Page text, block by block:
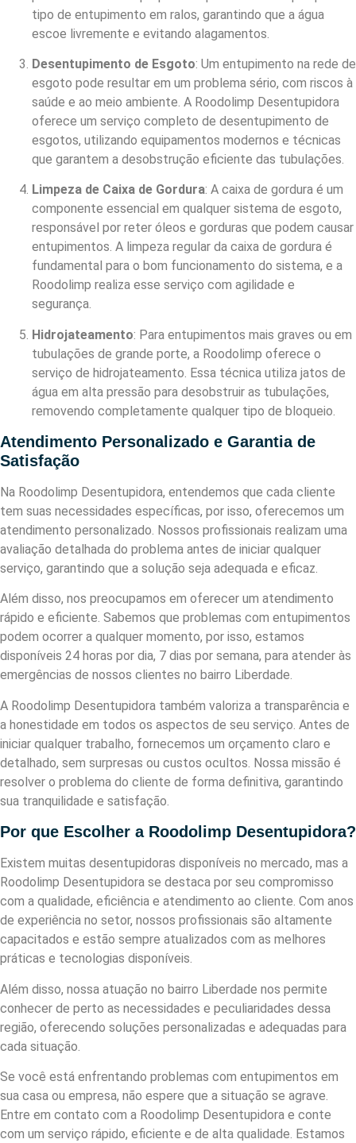
tipo de entupimento em ralos, garantindo que a água
escoe livremente e evitando alagamentos.
Desentupimento de Esgoto: Um entupimento na rede de
esgoto pode resultar em um problema sério, com riscos à
saúde e ao meio ambiente. A Roodolimp Desentupidora
oferece um serviço completo de desentupimento de
esgotos, utilizando equipamentos modernos e técnicas
que garantem a desobstrução eficiente das tubulações.
Limpeza de Caixa de Gordura: A caixa de gordura é um
componente essencial em qualquer sistema de esgoto,
responsável por reter óleos e gorduras que podem causar
entupimentos. A limpeza regular da caixa de gordura é
fundamental para o bom funcionamento do sistema, e a
Roodolimp realiza esse serviço com agilidade e
segurança.
Hidrojateamento: Para entupimentos mais graves ou em
tubulações de grande porte, a Roodolimp oferece o
serviço de hidrojateamento. Essa técnica utiliza jatos de
água em alta pressão para desobstruir as tubulações,
removendo completamente qualquer tipo de bloqueio.
Atendimento Personalizado e Garantia de
Satisfação
Na Roodolimp Desentupidora, entendemos que cada cliente
tem suas necessidades específicas, por isso, oferecemos um
atendimento personalizado. Nossos profissionais realizam uma
avaliação detalhada do problema antes de iniciar qualquer
serviço, garantindo que a solução seja adequada e eficaz.
Além disso, nos preocupamos em oferecer um atendimento
rápido e eficiente. Sabemos que problemas com entupimentos
podem ocorrer a qualquer momento, por isso, estamos
disponíveis 24 horas por dia, 7 dias por semana, para atender às
emergências de nossos clientes no bairro Liberdade.
A Roodolimp Desentupidora também valoriza a transparência e
a honestidade em todos os aspectos de seu serviço. Antes de
iniciar qualquer trabalho, fornecemos um orçamento claro e
detalhado, sem surpresas ou custos ocultos. Nossa missão é
resolver o problema do cliente de forma definitiva, garantindo
sua tranquilidade e satisfação.
Por que Escolher a Roodolimp Desentupidora?
Existem muitas desentupidoras disponíveis no mercado, mas a
Roodolimp Desentupidora se destaca por seu compromisso
com a qualidade, eficiência e atendimento ao cliente. Com anos
de experiência no setor, nossos profissionais são altamente
capacitados e estão sempre atualizados com as melhores
práticas e tecnologias disponíveis.
Além disso, nossa atuação no bairro Liberdade nos permite
conhecer de perto as necessidades e peculiaridades dessa
região, oferecendo soluções personalizadas e adequadas para
cada situação.
Se você está enfrentando problemas com entupimentos em
sua casa ou empresa, não espere que a situação se agrave.
Entre em contato com a Roodolimp Desentupidora e conte
com um serviço rápido, eficiente e de alta qualidade. Estamos